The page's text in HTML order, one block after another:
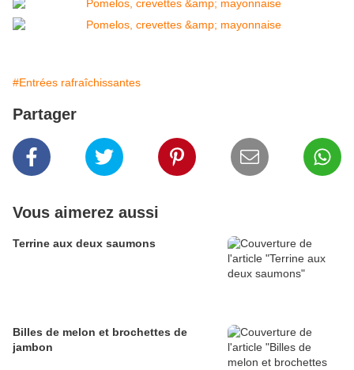
#Entrées rafraîchissantes
Partager
Vous aimerez aussi
Terrine aux deux saumons
Billes de melon et brochettes de
jambon